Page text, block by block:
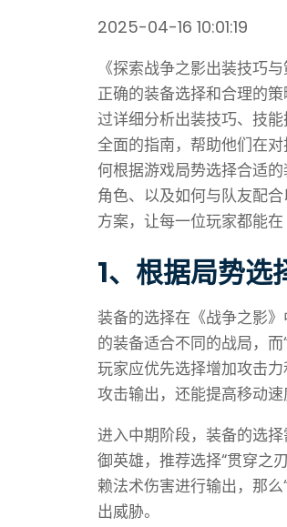
2025-04-16 10:01:19
《探索战争之影出装技巧
正确的装备选择和合理的
过详细分析出装技巧、技
全面的指南，帮助他们在
何根据游戏局势选择合适
角色、以及如何与队友配
方案，让每一位玩家都能
1、根据局势选
装备的选择在《战争之影
的装备适合不同的战局，
玩家应优先选择增加攻击
攻击输出，还能提高移动速
进入中期阶段，装备的选
御英雄，推荐选择“贯穿之
赖法术伤害进行输出，那
出威胁。